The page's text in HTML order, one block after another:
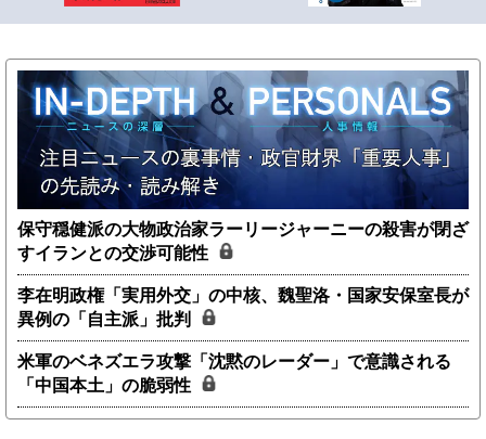
保守穏健派の大物政治家ラーリージャーニーの殺害が閉ざ
すイランとの交渉可能性
李在明政権「実用外交」の中核、魏聖洛・国家安保室長が
異例の「自主派」批判
米軍のベネズエラ攻撃「沈黙のレーダー」で意識される
「中国本土」の脆弱性